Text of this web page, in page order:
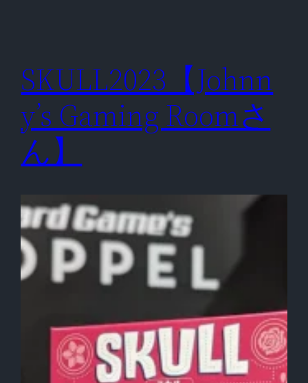
SKULL2023【Johnn
y’s Gaming Roomさ
ん】